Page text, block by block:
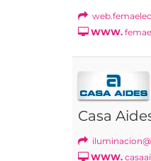
WWW.
Casa
WWW.